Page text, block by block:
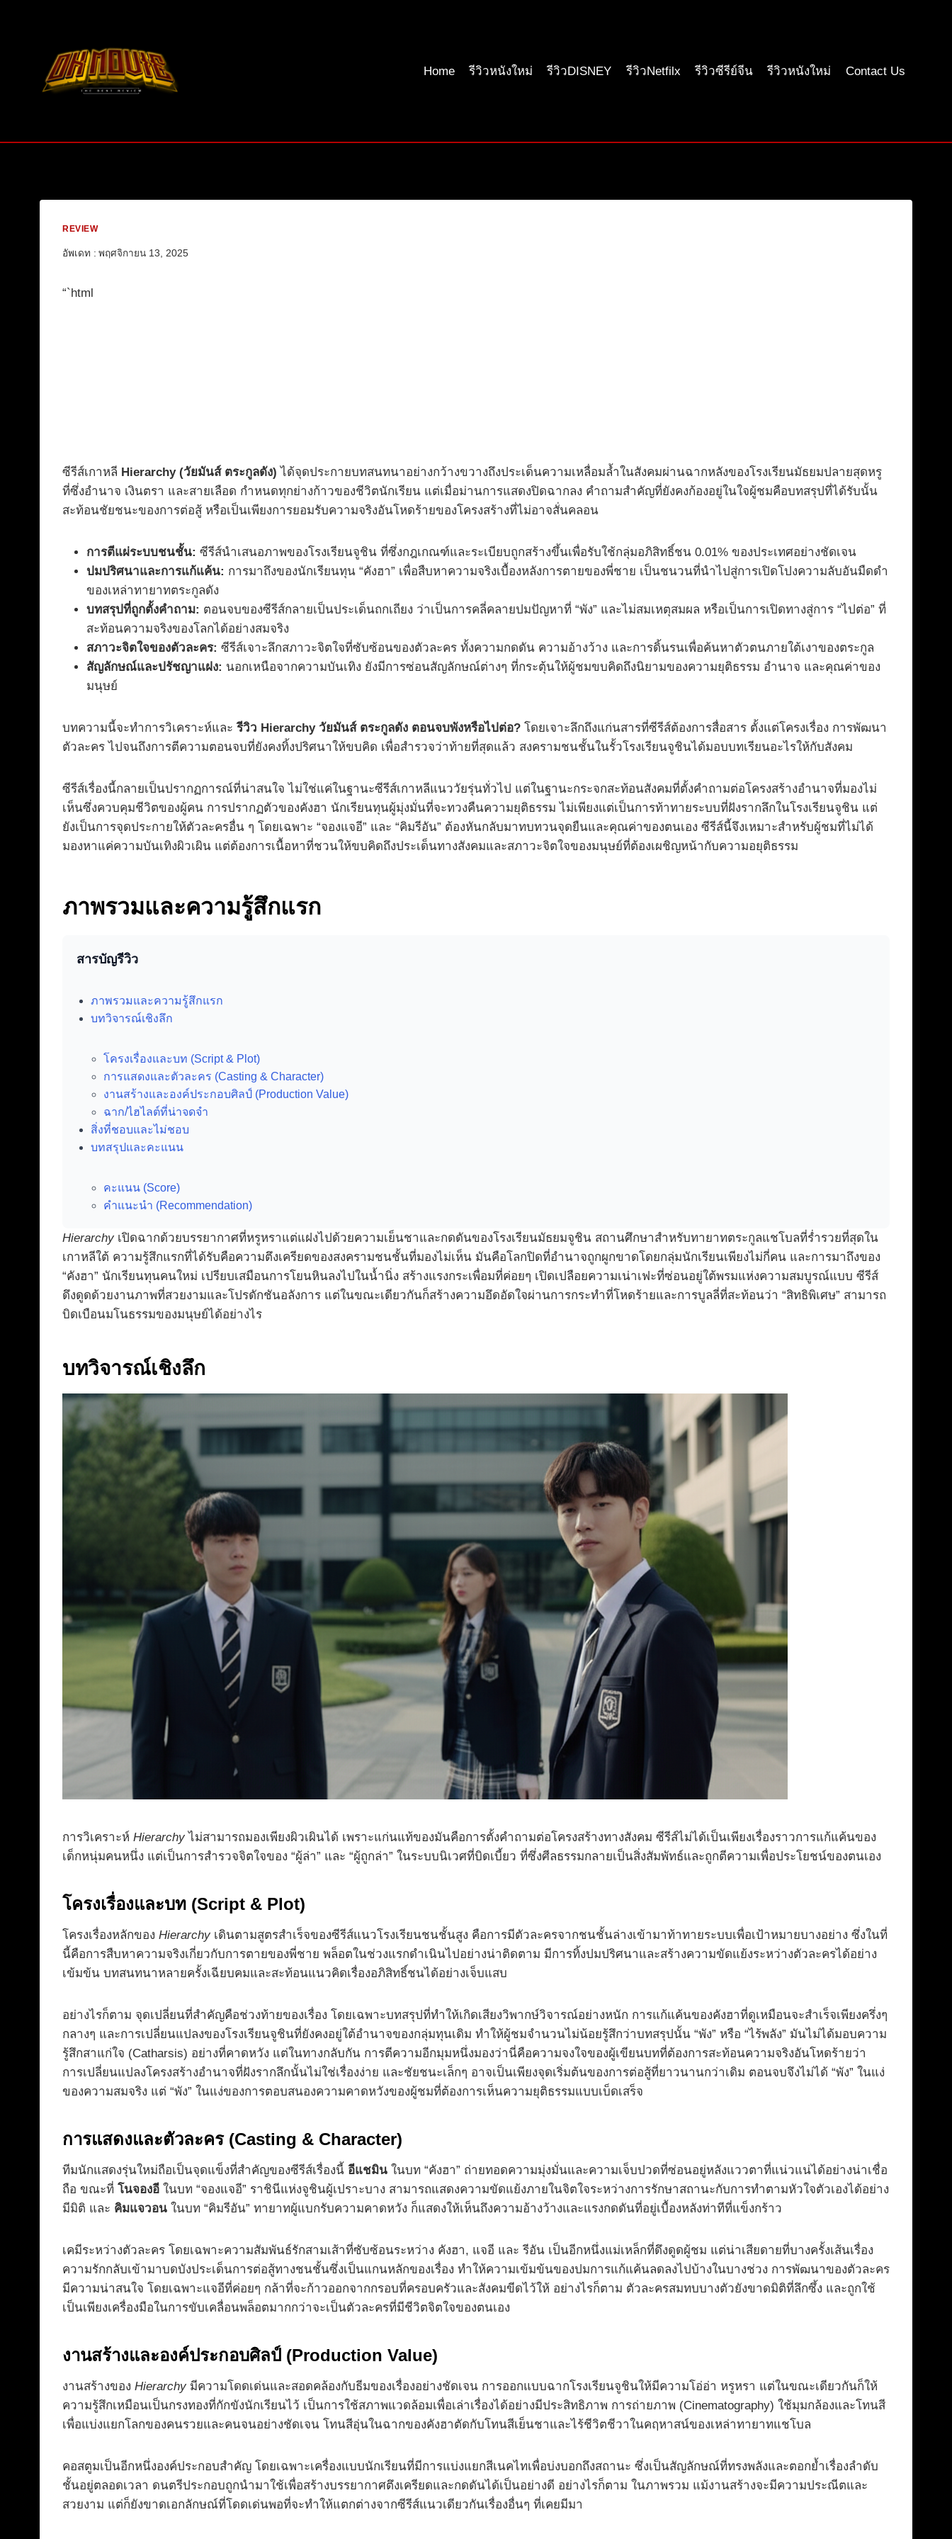
Home
รีวิวหนังใหม่ รีวิวDISNEY รีวิวNetfilx รีวิวซีรีย์จีน รีวิวหนังใหม่ Contact Us
REVIEW
อัพเดท : พฤศจิกายน 13, 2025
“`html
ซีรีส์เกาหลี Hierarchy (วัยมันส์ ตระกูลดัง) ได้จุดประกายบทสนทนาอย่างกว้างขวางถึงประเด็นความเหลื่อมล้ำในสังคมผ่านฉากหลังของโรงเรียนมัธยมปลายสุดหรู
ที่ซึ่งอำนาจ เงินตรา และสายเลือด กำหนดทุกย่างก้าวของชีวิตนักเรียน แต่เมื่อม่านการแสดงปิดฉากลง คำถามสำคัญที่ยังคงก้องอยู่ในใจผู้ชมคือบทสรุปที่ได้รับนั้น
สะท้อนชัยชนะของการต่อสู้ หรือเป็นเพียงการยอมรับความจริงอันโหดร้ายของโครงสร้างที่ไม่อาจสั่นคลอน
การตีแผ่ระบบชนชั้น: ซีรีส์นำเสนอภาพของโรงเรียนจูชิน ที่ซึ่งกฎเกณฑ์และระเบียบถูกสร้างขึ้นเพื่อรับใช้กลุ่มอภิสิทธิ์ชน 0.01% ของประเทศอย่างชัดเจน
ปมปริศนาและการแก้แค้น: การมาถึงของนักเรียนทุน “คังฮา” เพื่อสืบหาความจริงเบื้องหลังการตายของพี่ชาย เป็นชนวนที่นำไปสู่การเปิดโปงความลับอันมืดดำ
ของเหล่าทายาทตระกูลดัง
บทสรุปที่ถูกตั้งคำถาม: ตอนจบของซีรีส์กลายเป็นประเด็นถกเถียง ว่าเป็นการคลี่คลายปมปัญหาที่ “พัง” และไม่สมเหตุสมผล หรือเป็นการเปิดทางสู่การ “ไปต่อ” ที่
สะท้อนความจริงของโลกได้อย่างสมจริง
สภาวะจิตใจของตัวละคร: ซีรีส์เจาะลึกสภาวะจิตใจที่ซับซ้อนของตัวละคร ทั้งความกดดัน ความอ้างว้าง และการดิ้นรนเพื่อค้นหาตัวตนภายใต้เงาของตระกูล
สัญลักษณ์และปรัชญาแฝง: นอกเหนือจากความบันเทิง ยังมีการซ่อนสัญลักษณ์ต่างๆ ที่กระตุ้นให้ผู้ชมขบคิดถึงนิยามของความยุติธรรม อำนาจ และคุณค่าของ
มนุษย์
บทความนี้จะทำการวิเคราะห์และรีวิว Hierarchy วัยมันส์ ตระกูลดัง ตอนจบพังหรือไปต่อ? โดยเจาะลึกถึงแก่นสารที่ซีรีส์ต้องการสื่อสาร ตั้งแต่โครงเรื่อง การพัฒนา
ตัวละคร ไปจนถึงการตีความตอนจบที่ยังคงทิ้งปริศนาให้ขบคิด เพื่อสำรวจว่าท้ายที่สุดแล้ว สงครามชนชั้นในรั้วโรงเรียนจูชินได้มอบบทเรียนอะไรให้กับสังคม
ซีรีส์เรื่องนี้กลายเป็นปรากฏการณ์ที่น่าสนใจ ไม่ใช่แค่ในฐานะซีรีส์เกาหลีแนววัยรุ่นทั่วไป แต่ในฐานะกระจกสะท้อนสังคมที่ตั้งคำถามต่อโครงสร้างอำนาจที่มองไม่
เห็นซึ่งควบคุมชีวิตของผู้คน การปรากฏตัวของคังฮา นักเรียนทุนผู้มุ่งมั่นที่จะทวงคืนความยุติธรรม ไม่เพียงแต่เป็นการท้าทายระบบที่ฝังรากลึกในโรงเรียนจูชิน แต่
ยังเป็นการจุดประกายให้ตัวละครอื่น ๆ โดยเฉพาะ “จองแจอี” และ “คิมรีอัน” ต้องหันกลับมาทบทวนจุดยืนและคุณค่าของตนเอง ซีรีส์นี้จึงเหมาะสำหรับผู้ชมที่ไม่ได้
มองหาแค่ความบันเทิงผิวเผิน แต่ต้องการเนื้อหาที่ชวนให้ขบคิดถึงประเด็นทางสังคมและสภาวะจิตใจของมนุษย์ที่ต้องเผชิญหน้ากับความอยุติธรรม
ภาพรวมและความรู้สึกแรก
สารบัญรีวิว
ภาพรวมและความรู้สึกแรก
บทวิจารณ์เชิงลึก
โครงเรื่องและบท (Script & Plot)
การแสดงและตัวละคร (Casting & Character)
งานสร้างและองค์ประกอบศิลป์ (Production Value)
ฉาก/ไฮไลต์ที่น่าจดจำ
สิ่งที่ชอบและไม่ชอบ
บทสรุปและคะแนน
คะแนน (Score)
คำแนะนำ (Recommendation)
Hierarchy เปิดฉากด้วยบรรยากาศที่หรูหราแต่แฝงไปด้วยความเย็นชาและกดดันของโรงเรียนมัธยมจูชิน สถานศึกษาสำหรับทายาทตระกูลแชโบลที่ร่ำรวยที่สุดใน
เกาหลีใต้ ความรู้สึกแรกที่ได้รับคือความตึงเครียดของสงครามชนชั้นที่มองไม่เห็น มันคือโลกปิดที่อำนาจถูกผูกขาดโดยกลุ่มนักเรียนเพียงไม่กี่คน และการมาถึงของ
“คังฮา” นักเรียนทุนคนใหม่ เปรียบเสมือนการโยนหินลงไปในน้ำนิ่ง สร้างแรงกระเพื่อมที่ค่อยๆ เปิดเปลือยความเน่าเฟะที่ซ่อนอยู่ใต้พรมแห่งความสมบูรณ์แบบ ซีรีส์
ดึงดูดด้วยงานภาพที่สวยงามและโปรดักชันอลังการ แต่ในขณะเดียวกันก็สร้างความอึดอัดใจผ่านการกระทำที่โหดร้ายและการบูลลี่ที่สะท้อนว่า “สิทธิพิเศษ” สามารถ
บิดเบือนมโนธรรมของมนุษย์ได้อย่างไร
บทวิจารณ์เชิงลึก
การวิเคราะห์ Hierarchy ไม่สามารถมองเพียงผิวเผินได้ เพราะแก่นแท้ของมันคือการตั้งคำถามต่อโครงสร้างทางสังคม ซีรีส์ไม่ได้เป็นเพียงเรื่องราวการแก้แค้นของ
เด็กหนุ่มคนหนึ่ง แต่เป็นการสำรวจจิตใจของ “ผู้ล่า” และ “ผู้ถูกล่า” ในระบบนิเวศที่บิดเบี้ยว ที่ซึ่งศีลธรรมกลายเป็นสิ่งสัมพัทธ์และถูกตีความเพื่อประโยชน์ของตนเอง
โครงเรื่องและบท (Script & Plot)
โครงเรื่องหลักของ Hierarchy เดินตามสูตรสำเร็จของซีรีส์แนวโรงเรียนชนชั้นสูง คือการมีตัวละครจากชนชั้นล่างเข้ามาท้าทายระบบเพื่อเป้าหมายบางอย่าง ซึ่งในที่
นี้คือการสืบหาความจริงเกี่ยวกับการตายของพี่ชาย พล็อตในช่วงแรกดำเนินไปอย่างน่าติดตาม มีการทิ้งปมปริศนาและสร้างความขัดแย้งระหว่างตัวละครได้อย่าง
เข้มข้น บทสนทนาหลายครั้งเฉียบคมและสะท้อนแนวคิดเรื่องอภิสิทธิ์ชนได้อย่างเจ็บแสบ
อย่างไรก็ตาม จุดเปลี่ยนที่สำคัญคือช่วงท้ายของเรื่อง โดยเฉพาะบทสรุปที่ทำให้เกิดเสียงวิพากษ์วิจารณ์อย่างหนัก การแก้แค้นของคังฮาที่ดูเหมือนจะสำเร็จเพียงครึ่งๆ
กลางๆ และการเปลี่ยนแปลงของโรงเรียนจูชินที่ยังคงอยู่ใต้อำนาจของกลุ่มทุนเดิม ทำให้ผู้ชมจำนวนไม่น้อยรู้สึกว่าบทสรุปนั้น “พัง” หรือ “ไร้พลัง” มันไม่ได้มอบความ
รู้สึกสาแก่ใจ (Catharsis) อย่างที่คาดหวัง แต่ในทางกลับกัน การตีความอีกมุมหนึ่งมองว่านี่คือความจงใจของผู้เขียนบทที่ต้องการสะท้อนความจริงอันโหดร้ายว่า
การเปลี่ยนแปลงโครงสร้างอำนาจที่ฝังรากลึกนั้นไม่ใช่เรื่องง่าย และชัยชนะเล็กๆ อาจเป็นเพียงจุดเริ่มต้นของการต่อสู้ที่ยาวนานกว่าเดิม ตอนจบจึงไม่ได้ “พัง” ในแง่
ของความสมจริง แต่ “พัง” ในแง่ของการตอบสนองความคาดหวังของผู้ชมที่ต้องการเห็นความยุติธรรมแบบเบ็ดเสร็จ
การแสดงและตัวละคร (Casting & Character)
ทีมนักแสดงรุ่นใหม่ถือเป็นจุดแข็งที่สำคัญของซีรีส์เรื่องนี้ อีแชมิน ในบท “คังฮา” ถ่ายทอดความมุ่งมั่นและความเจ็บปวดที่ซ่อนอยู่หลังแววตาที่แน่วแน่ได้อย่างน่าเชื่อ
ถือ ขณะที่ โนจองอี ในบท “จองแจอี” ราชินีแห่งจูชินผู้เปราะบาง สามารถแสดงความขัดแย้งภายในจิตใจระหว่างการรักษาสถานะกับการทำตามหัวใจตัวเองได้อย่าง
มีมิติ และ คิมแจวอน ในบท “คิมรีอัน” ทายาทผู้แบกรับความคาดหวัง ก็แสดงให้เห็นถึงความอ้างว้างและแรงกดดันที่อยู่เบื้องหลังท่าทีที่แข็งกร้าว
เคมีระหว่างตัวละคร โดยเฉพาะความสัมพันธ์รักสามเส้าที่ซับซ้อนระหว่าง คังฮา, แจอี และ รีอัน เป็นอีกหนึ่งแม่เหล็กที่ดึงดูดผู้ชม แต่น่าเสียดายที่บางครั้งเส้นเรื่อง
ความรักกลับเข้ามาบดบังประเด็นการต่อสู้ทางชนชั้นซึ่งเป็นแกนหลักของเรื่อง ทำให้ความเข้มข้นของปมการแก้แค้นลดลงไปบ้างในบางช่วง การพัฒนาของตัวละคร
มีความน่าสนใจ โดยเฉพาะแจอีที่ค่อยๆ กล้าที่จะก้าวออกจากกรอบที่ครอบครัวและสังคมขีดไว้ให้ อย่างไรก็ตาม ตัวละครสมทบบางตัวยังขาดมิติที่ลึกซึ้ง และถูกใช้
เป็นเพียงเครื่องมือในการขับเคลื่อนพล็อตมากกว่าจะเป็นตัวละครที่มีชีวิตจิตใจของตนเอง
งานสร้างและองค์ประกอบศิลป์ (Production Value)
งานสร้างของ Hierarchy มีความโดดเด่นและสอดคล้องกับธีมของเรื่องอย่างชัดเจน การออกแบบฉากโรงเรียนจูชินให้มีความโอ่อ่า หรูหรา แต่ในขณะเดียวกันก็ให้
ความรู้สึกเหมือนเป็นกรงทองที่กักขังนักเรียนไว้ เป็นการใช้สภาพแวดล้อมเพื่อเล่าเรื่องได้อย่างมีประสิทธิภาพ การถ่ายภาพ (Cinematography) ใช้มุมกล้องและโทนสี
เพื่อแบ่งแยกโลกของคนรวยและคนจนอย่างชัดเจน โทนสีอุ่นในฉากของคังฮาตัดกับโทนสีเย็นชาและไร้ชีวิตชีวาในคฤหาสน์ของเหล่าทายาทแชโบล
คอสตูมเป็นอีกหนึ่งองค์ประกอบสำคัญ โดยเฉพาะเครื่องแบบนักเรียนที่มีการแบ่งแยกสีเนคไทเพื่อบ่งบอกถึงสถานะ ซึ่งเป็นสัญลักษณ์ที่ทรงพลังและตอกย้ำเรื่องลำดับ
ชั้นอยู่ตลอดเวลา ดนตรีประกอบถูกนำมาใช้เพื่อสร้างบรรยากาศตึงเครียดและกดดันได้เป็นอย่างดี อย่างไรก็ตาม ในภาพรวม แม้งานสร้างจะมีความประณีตและ
สวยงาม แต่ก็ยังขาดเอกลักษณ์ที่โดดเด่นพอที่จะทำให้แตกต่างจากซีรีส์แนวเดียวกันเรื่องอื่นๆ ที่เคยมีมา